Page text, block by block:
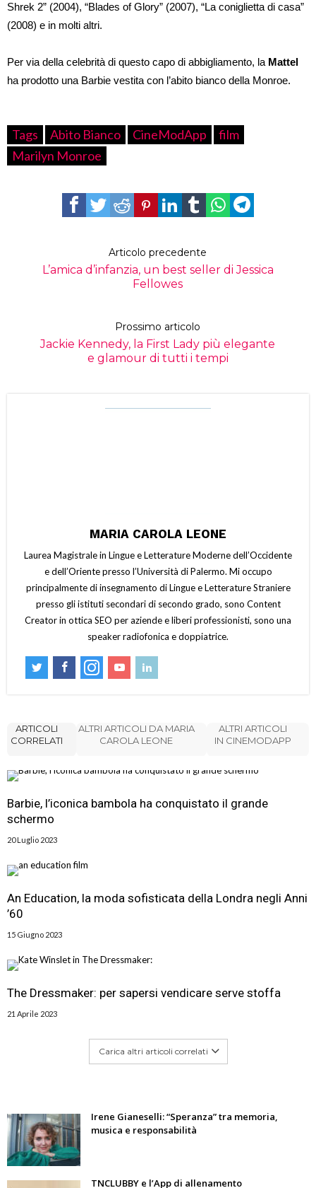
Shrek 2” (2004), “Blades of Glory” (2007), “La coniglietta di casa”
(2008) e in molti altri.
Per via della celebrità di questo capo di abbigliamento, la Mattel
ha prodotto una Barbie vestita con l’abito bianco della Monroe.
Tags Abito Bianco CineModApp
film
Marilyn Monroe
Articolo precedente
L’amica d’infanzia, un best seller di Jessica
Fellowes
Prossimo articolo
Jackie Kennedy, la First Lady più elegante
e glamour di tutti i tempi
MARIA CAROLA LEONE
Laurea Magistrale in Lingue e Letterature Moderne dell’Occidente
e dell’Oriente presso l’Università di Palermo. Mi occupo
principalmente di insegnamento di Lingue e Letterature Straniere
presso gli istituti secondari di secondo grado, sono Content
Creator in ottica SEO per aziende e liberi professionisti, sono una
speaker radiofonica e doppiatrice.
ARTICOLI
CORRELATI
ALTRI ARTICOLI DA MARIA
CAROLA LEONE
ALTRI ARTICOLI
IN CINEMODAPP
Barbie, l’iconica bambola ha conquistato il grande
schermo
20 Luglio 2023
An Education, la moda sofisticata della Londra negli Anni
’60
15 Giugno 2023
The Dressmaker: per sapersi vendicare serve stoffa
21 Aprile 2023
Carica altri articoli correlati
Irene Gianeselli: “Speranza” tra memoria,
musica e responsabilità
TNCLUBBY e l’App di allenamento